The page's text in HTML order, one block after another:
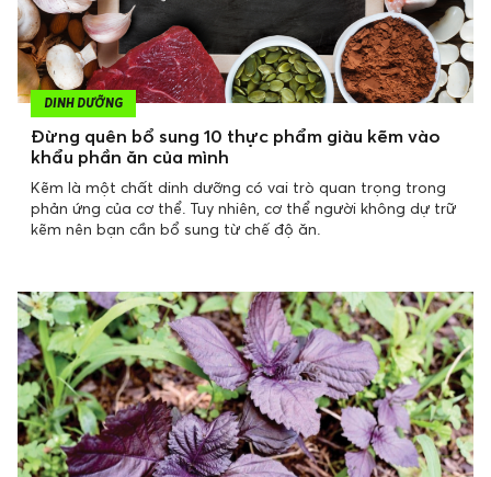
DINH DƯỠNG
Đừng quên bổ sung 10 thực phẩm giàu kẽm vào
khẩu phần ăn của mình
Kẽm là một chất dinh dưỡng có vai trò quan trọng trong
phản ứng của cơ thể. Tuy nhiên, cơ thể người không dự trữ
kẽm nên bạn cần bổ sung từ chế độ ăn.